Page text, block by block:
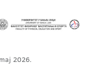
2026.